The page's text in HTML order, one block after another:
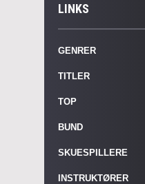
LINKS
GENRER
TITLER
TOP
BUND
SKUESPILLERE
INSTRUKTØRER